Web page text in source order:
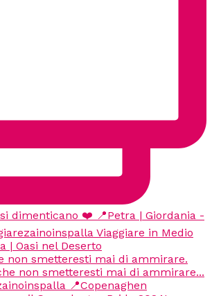
non smetteresti mai di ammirare.